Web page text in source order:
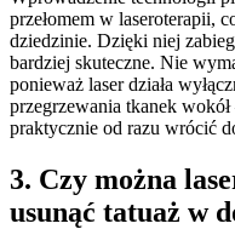
przełomem w laseroterapii,
dziedzinie. Dzięki niej
bardziej skuteczne. Nie
ponieważ laser działa
przegrzewania tkanek
praktycznie od razu wrócić
3. Czy można
usunąć tatuaż w